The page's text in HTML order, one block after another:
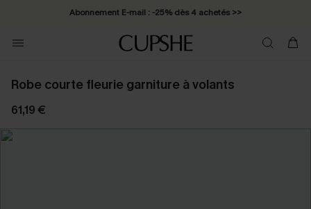
Abonnement E-mail : -25% dès 4 achetés >>
Robe courte fleurie garniture à volants
61,19 €